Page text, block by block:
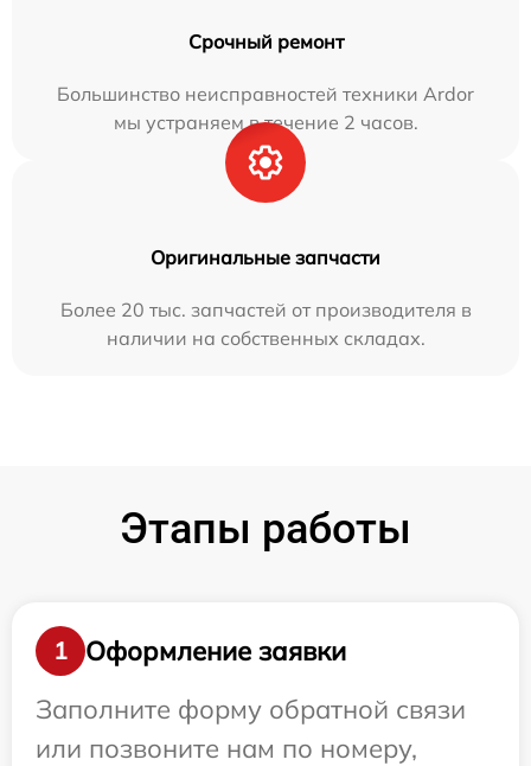
Срочный ремонт
Большинство неисправностей техники Ardor
мы устраняем в течение 2 часов.
Оригинальные запчасти
Более 20 тыс. запчастей от производителя в
наличии на собственных складах.
Этапы работы
1
Оформление заявки
Заполните форму обратной связи
или позвоните нам по номеру,